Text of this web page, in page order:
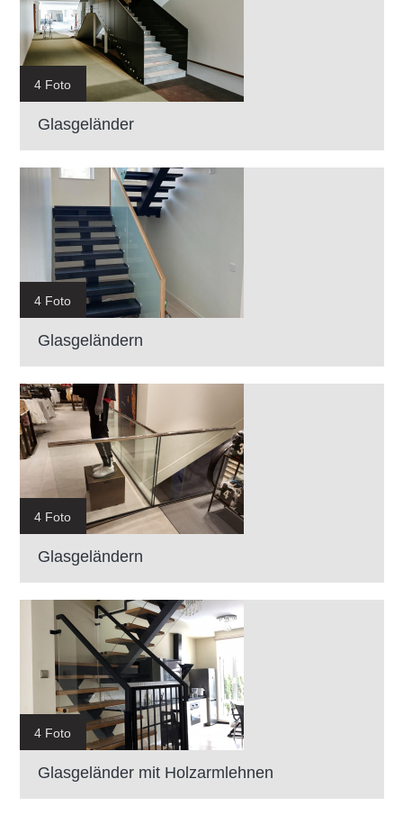
4 Foto
Glasgeländer
4 Foto
Glasgeländern
4 Foto
Glasgeländern
4 Foto
Glasgeländer mit Holzarmlehnen